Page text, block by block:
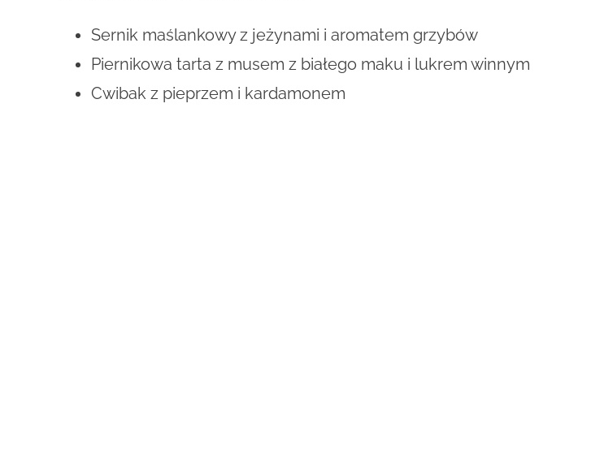
Sernik maślankowy z jeżynami i aromatem grzybów
Piernikowa tarta z musem z białego maku i lukrem winnym
Cwibak z pieprzem i kardamonem